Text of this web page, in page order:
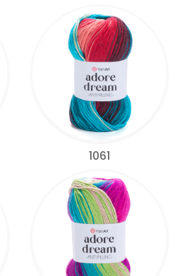
1061